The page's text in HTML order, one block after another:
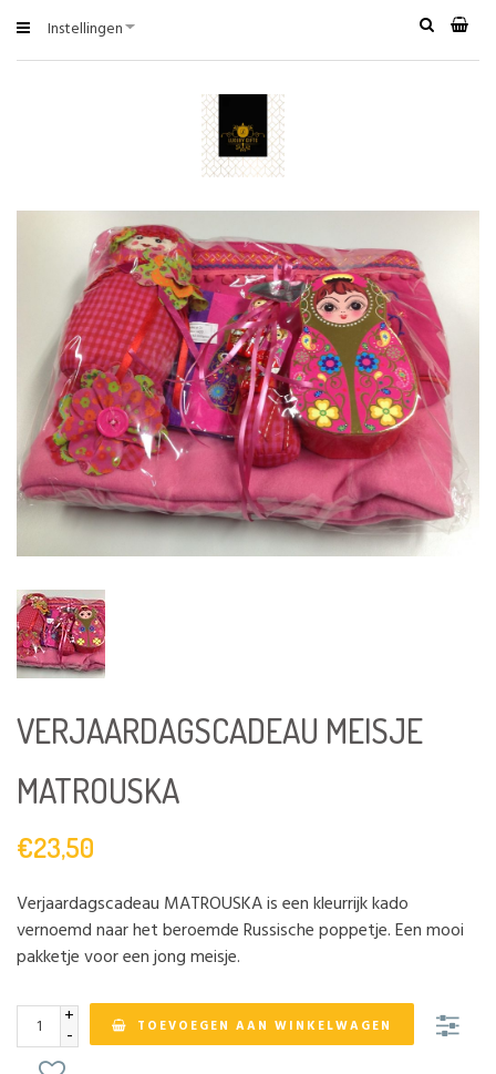
Instellingen
VERJAARDAGSCADEAU MEISJE
MATROUSKA
€23,50
Verjaardagscadeau MATROUSKA is een kleurrijk kado
vernoemd naar het beroemde Russische poppetje. Een mooi
pakketje voor een jong meisje.
+
- TOEVOEGEN AAN WINKELWAGEN